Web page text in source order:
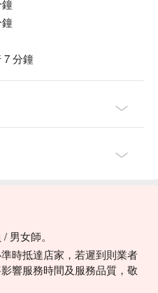
7 分鐘
男女師。
時抵達店家，若遲到則業者
響服務時間及服務品質，敬